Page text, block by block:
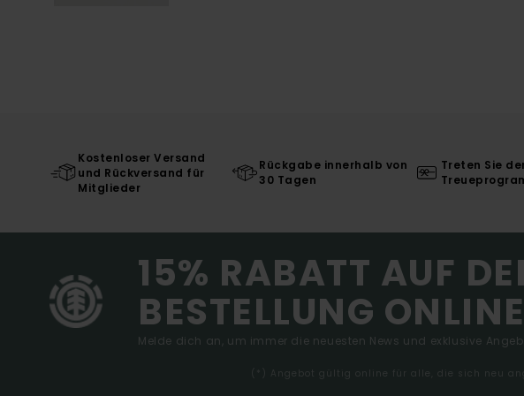
Kostenloser Versand
und Rückversand für
Mitglieder
Rückgabe innerhalb von
30 Tagen
Treten Sie
15% RABATT AUF
BESTELLUNG
Melde dich an, um immer die neuesten News und exklusive
(*) Angebot gültig online für alle, die sich neu